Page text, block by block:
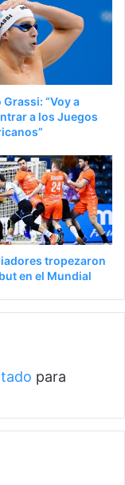
“Voy a
a los Juegos
tropezaron
en el Mundial
para